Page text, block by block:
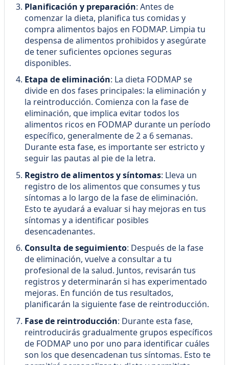
Planificación y preparación: Antes de
comenzar la dieta, planifica tus comidas y
compra alimentos bajos en FODMAP. Limpia tu
despensa de alimentos prohibidos y asegúrate
de tener suficientes opciones seguras
disponibles.
Etapa de eliminación: La dieta FODMAP se
divide en dos fases principales: la eliminación y
la reintroducción. Comienza con la fase de
eliminación, que implica evitar todos los
alimentos ricos en FODMAP durante un período
específico, generalmente de 2 a 6 semanas.
Durante esta fase, es importante ser estricto y
seguir las pautas al pie de la letra.
Registro de alimentos y síntomas: Lleva un
registro de los alimentos que consumes y tus
síntomas a lo largo de la fase de eliminación.
Esto te ayudará a evaluar si hay mejoras en tus
síntomas y a identificar posibles
desencadenantes.
Consulta de seguimiento: Después de la fase
de eliminación, vuelve a consultar a tu
profesional de la salud. Juntos, revisarán tus
registros y determinarán si has experimentado
mejoras. En función de tus resultados,
planificarán la siguiente fase de reintroducción.
Fase de reintroducción: Durante esta fase,
reintroducirás gradualmente grupos específicos
de FODMAP uno por uno para identificar cuáles
son los que desencadenan tus síntomas. Esto te